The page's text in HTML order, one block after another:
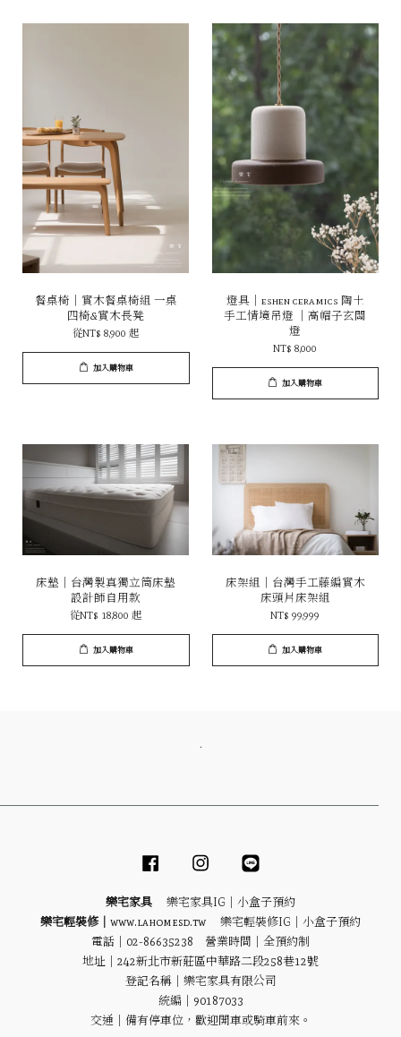
餐桌椅｜實木餐桌椅組 一桌
四椅&實木長凳
從NT$ 8,900起
加入購物車
燈具｜eshen ceramics 陶土
手工情境吊燈 ｜高帽子玄關
燈
NT$ 8,000
加入購物車
床墊｜台灣製真獨立筒床墊
設計師自用款
從NT$ 18,800起
加入購物車
床架組｜台灣手工藤編實木
床頭片床架組
NT$ 99,999
加入購物車
．
Facebook Instagram
樂宅家具 樂宅家具IG｜ 小盒子預約
樂宅輕裝修｜ www.lahomesd.tw 樂宅輕裝修IG｜ 小盒子預約
電話｜02-86635238 營業時間｜全預約制
地址｜ 242新北市新莊區中華路二段258巷12號
登記名稱｜樂宅家具有限公司
統編｜90187033
交通｜備有停車位，歡迎開車或騎車前來。